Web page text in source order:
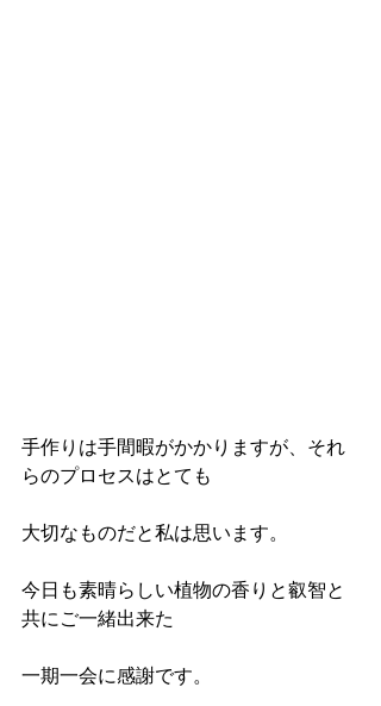
手作りは手間暇がかかりますが、それ
らのプロセスはとても
大切なものだと私は思います。
今日も素晴らしい植物の香りと叡智と
共にご一緒出来た
一期一会に感謝です。